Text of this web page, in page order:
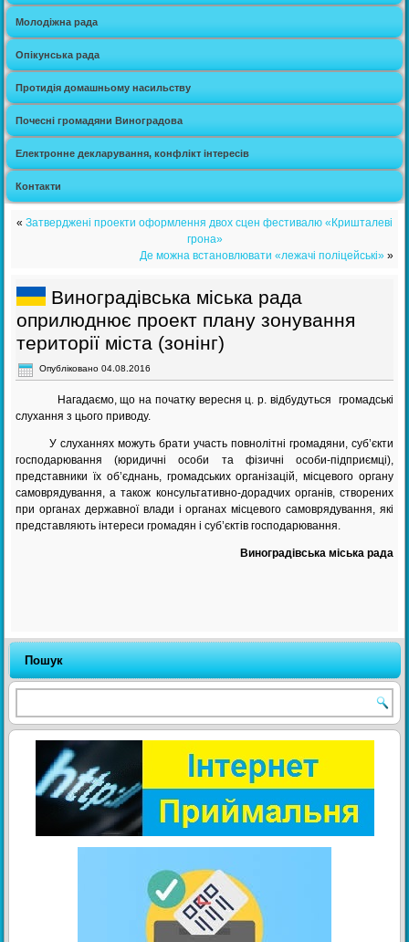
Молодіжна рада
Опікунська рада
Протидія домашньому насильству
Почесні громадяни Виноградова
Електронне декларування, конфлікт інтересів
Контакти
« Затверджені проекти оформлення двох сцен фестивалю «Кришталеві
грона»
Де можна встановлювати «лежачі поліцейські»»
Виноградівська міська рада
оприлюднює проект плану зонування
території міста (зонінг)
Опубліковано 04.08.2016
Нагадаємо, що на початку вересня ц. р. відбудуться громадські
слухання з цього приводу.
У слуханнях можуть брати участь повнолітні громадяни, суб’єкти
господарювання (юридичні особи та фізичні особи-підприємці),
представники їх об’єднань, громадських організацій, місцевого органу
самоврядування, а також консультативно-дорадчих органів, створених
при органах державної влади і органах місцевого самоврядування, які
представляють інтереси громадян і суб’єктів господарювання.
Виноградівська міська рада
Пошук